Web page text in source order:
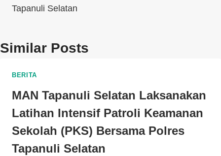
Tapanuli Selatan
Similar Posts
BERITA
MAN Tapanuli Selatan Laksanakan
Latihan Intensif Patroli Keamanan
Sekolah (PKS) Bersama Polres
Tapanuli Selatan